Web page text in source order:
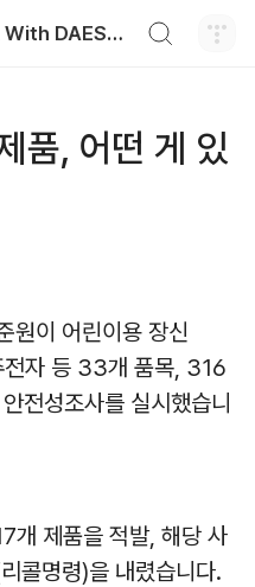
ENERGY KOREA With DAESUNG ENERGY
품, 어떤 게 있
원이 어린이용 장신
자 등 33개 품목, 316
전성조사를 실시했습니
개 제품을 적발, 해당 사
리콜명령)을 내렸습니다.